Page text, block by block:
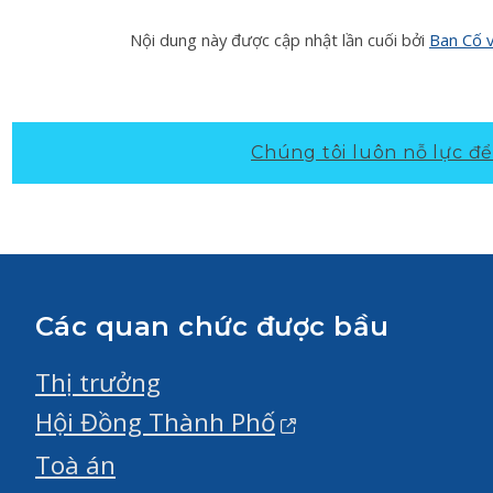
Nội dung này được cập nhật lần cuối bởi Ban Cố
Chúng tôi luôn nỗ lực
Các quan chức được bầu
Thị trưởng
Hội Đồng Thành Phố
Toà án